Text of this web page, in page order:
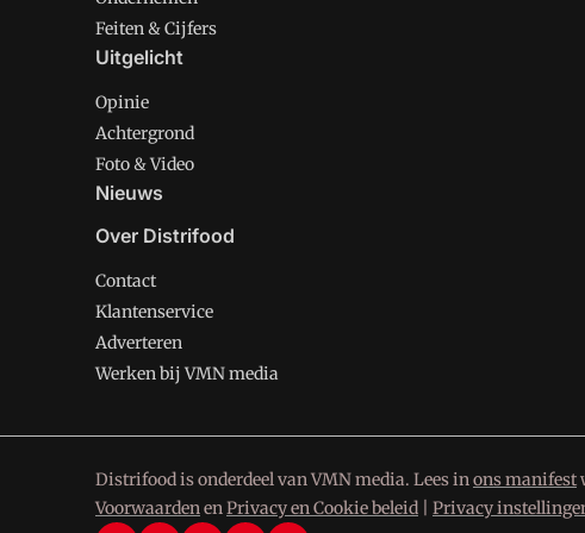
Feiten & Cijfers
Uitgelicht
Opinie
Achtergrond
Foto & Video
Nieuws
Over Distrifood
Contact
Klantenservice
Adverteren
Werken bij VMN media
Distrifood is onderdeel van VMN media. Lees inons manifest
VoorwaardenenPrivacy en Cookie beleid Privacy